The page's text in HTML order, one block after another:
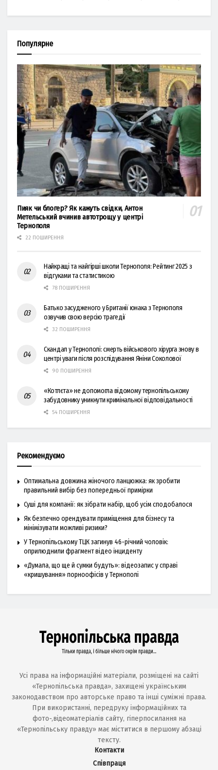
Популярне
Пияк чи блогер? Як кажуть свідки, Антон
Метельський вчинив автотрощу у центрі
Тернополя
22 ПОШИРЕННЯ
Найкращі та найгірші школи Тернополя: Рейтинг 2025 з
відгуками та статистикою
78 ПОШИРЕННЯ
Батько засудженого у Британії юнака з Тернополя
озвучив свою версію трагедії
32 ПОШИРЕННЯ
Скандал у Тернополі: смерть військового хірурга знову в
центрі уваги після розслідування Яніни Соколової
90 ПОШИРЕННЯ
«Котлєта» не допомогла відомому тернопільському
забудовнику уникнути кримінальної відповідальності
54 ПОШИРЕННЯ
Рекомендуємо
Оптимальна довжина жіночого ланцюжка: як зробити
правильний вибір без попередньої примірки
Суші для компанії: як зібрати набір, щоб усім сподобалося
Як безпечно орендувати приміщення для бізнесу та
мінімізувати можливі ризики?
У Тернопільському ТЦК загинув 46-річний чоловік:
оприлюднили фрагмент відео інциденту
«Думала, що ще й сумки будуть»: відеозапис у справі
«кришування» порноофісів у Тернополі
Усі права на інформаційні матеріали, розміщені на сайті
«Тернопільська правда», захищені українським
законодавством про авторське право та інші суміжні права.
При використанні, передруку інформаційних та
фото-,відеоматеріалів сайту, гіперпосилання на
«Тернопільську правду» має міститися в першому абзаці
тексту.
Контакти
Співпраця